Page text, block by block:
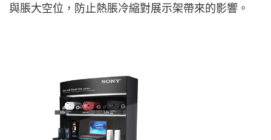
與脹大空位，防止熱脹冷縮對展示架帶來的影響。